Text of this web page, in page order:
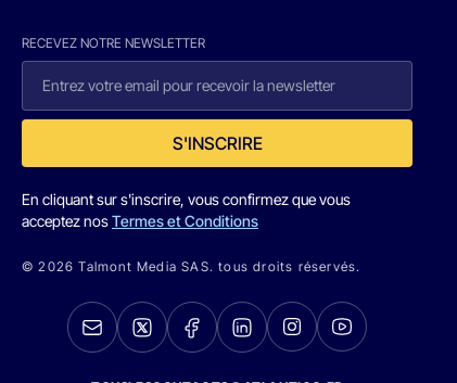
RECEVEZ NOTRE NEWSLETTER
S'INSCRIRE
En cliquant sur s'inscrire, vous confirmez que vous
acceptez nosTermes et Conditions
© 2026 Talmont Media SAS. tous droits réservés.